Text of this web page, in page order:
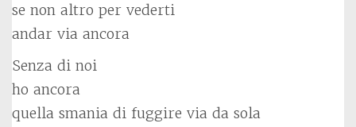
se non altro per vederti
andar via ancora
Senza di noi
ho ancora
quella smania di fuggire via da sola